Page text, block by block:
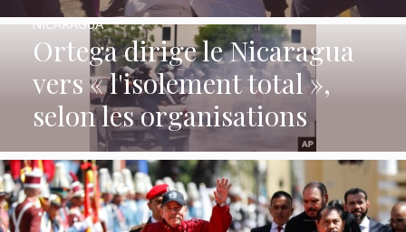
Ortega dirige le Nicaragua
vers « l'isolement total »,
selon les organisations
NICARAGUA